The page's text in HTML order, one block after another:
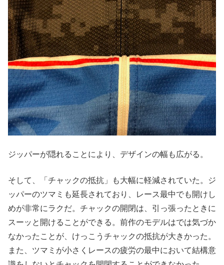
ジッパーが隠れることにより、デザインの幅も広がる。
そして、「チャックの抵抗」も大幅に軽減されていた。ジ
ッパーのツマミも延長されており、レース最中でも開けし
めが非常にラクだ。チャックの開閉は、引っ張ったときに
スーッと開けることができる。前作のモデルはでは気づか
なかったことが、けっこうチャックの抵抗が大きかった。
また、ツマミが小さくレースの疲労の最中において結構意